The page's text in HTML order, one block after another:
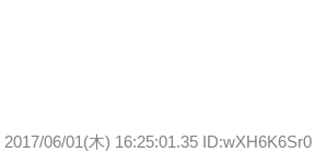
2017/06/01(木) 16:25:01.35 ID:wXH6K6Sr0